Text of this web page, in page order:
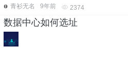
青衫无名
9年前 2374
数据中心如何选址